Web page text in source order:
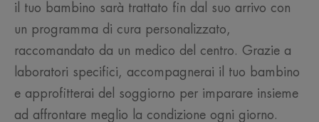
il tuo bambino sarà trattato fin dal suo arrivo con
un programma di cura personalizzato,
raccomandato da un medico del centro. Grazie a
laboratori specifici, accompagnerai il tuo bambino
e approfitterai del soggiorno per imparare insieme
ad affrontare meglio la condizione ogni giorno.